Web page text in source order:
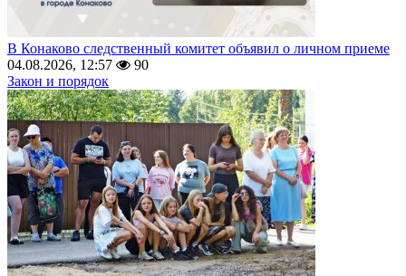
В Конаково следственный комитет объявил о личном приеме
04.08.2026, 12:57
90
Закон и порядок